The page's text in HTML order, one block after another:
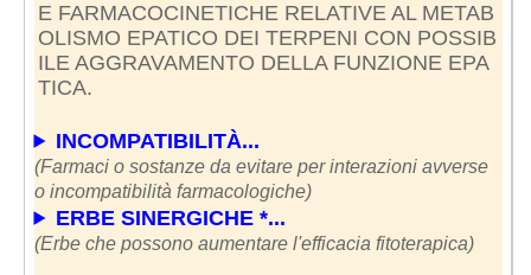
E FARMACOCINETICHE RELATIVE AL METAB
OLISMO EPATICO DEI TERPENI CON POSSIB
ILE AGGRAVAMENTO DELLA FUNZIONE EPA
TICA.
INCOMPATIBILITÀ...
(Farmaci o sostanze da evitare per interazioni avverse
o incompatibilità farmacologiche)
ERBE SINERGICHE *...
(Erbe che possono aumentare l'efficacia fitoterapica)